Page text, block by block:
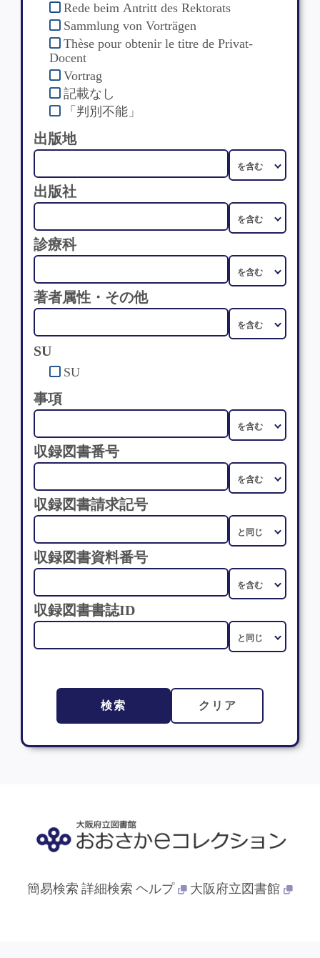
Rede beim Antritt des Rektorats
Sammlung von Vorträgen
Thèse pour obtenir le titre de Privat-
Docent
Vortrag
記載なし
「判別不能」
出版地
出版社
診療科
著者属性・その他
SU
SU
事項
収録図書番号
収録図書請求記号
収録図書資料番号
収録図書書誌ID
検索 クリア
簡易検索 詳細検索 ヘルプ 大阪府立図書館